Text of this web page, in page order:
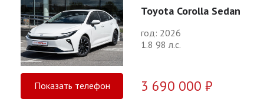
Toyota Corolla Sedan
год: 2026
1.8 98 л.с.
Показать телефон 3 690 000 ₽